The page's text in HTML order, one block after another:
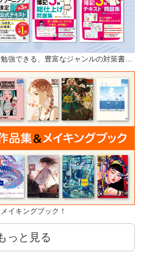
強できる、豊富なジャンルの対策書…
イキングブック！
っと見る